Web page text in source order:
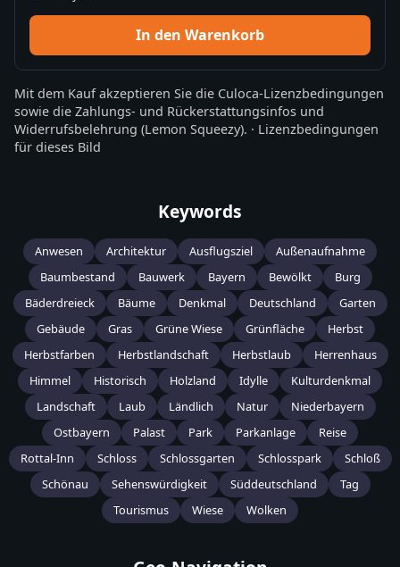
In den Warenkorb
Mit dem Kauf akzeptieren Sie die Culoca-Lizenzbedingungen
sowie die Zahlungs- und Rückerstattungsinfos und
Widerrufsbelehrung (Lemon Squeezy). · Lizenzbedingungen
für dieses Bild
Keywords
Anwesen Architektur Ausflugsziel
Außenaufnahme
Baumbestand
Bauwerk Bayern Bewölkt
Burg
Bäderdreieck
Bäume Denkmal Deutschland
Garten
Gebäude
Gras Grüne Wiese Grünfläche
Herbst
Herbstfarben
Herbstlandschaft Herbstlaub
Herrenhaus
Himmel
Historisch Holzland Idylle
Kulturdenkmal
Landschaft
Laub Ländlich Natur
Niederbayern
Ostbayern
Palast Park Parkanlage
Reise
Rottal-Inn
Schloss Schlossgarten Schlosspark
Schloß
Schönau
Sehenswürdigkeit Süddeutschland
Tag
Tourismus
Wiese Wolken